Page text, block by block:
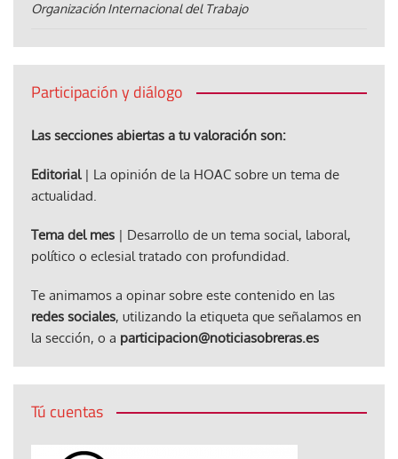
Organización Internacional del Trabajo
Participación y diálogo
Las secciones abiertas a tu valoración son:
Editorial| La opinión de la HOAC sobre un tema de
actualidad.
Tema del mes | Desarrollo de un tema social, laboral,
político o eclesial tratado con profundidad.
Te animamos a opinar sobre este contenido en las
redes sociales, utilizando la etiqueta que señalamos en
la sección, o a participacion@noticiasobreras.es
Tú cuentas